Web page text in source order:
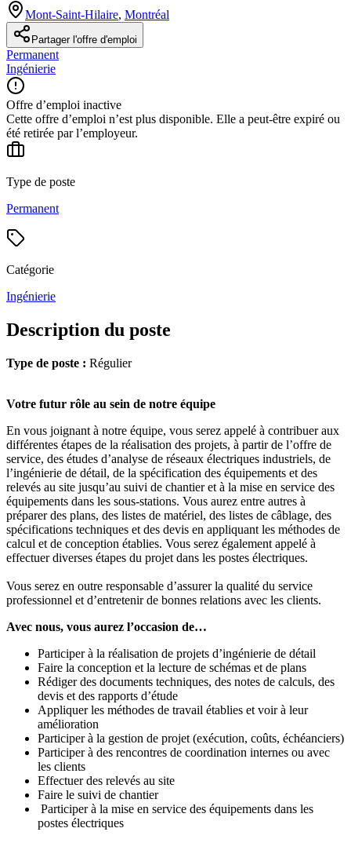
Mont-Saint-Hilaire, Montréal
Partager l'offre d'emploi
Permanent
Ingénierie
Offre d’emploi inactive
Cette offre d’emploi n’est plus disponible. Elle a peut-être expiré ou
été retirée par l’employeur.
Type de poste
Permanent
Catégorie
Ingénierie
Description du poste
Type de poste : Régulier
Votre futur rôle au sein de notre équipe
En vous joignant à notre équipe, vous serez appelé à contribuer aux
différentes étapes de la réalisation des projets, à partir de l’offre de
service, des études d’analyse de réseaux électriques industriels, de
l’ingénierie de détail, de la spécification des équipements et des
relevés au site jusqu’au suivi de chantier et à la mise en service des
équipements dans les sous-stations. Vous aurez entre autres à
préparer des plans, des listes de matériel, des listes de câblage, des
spécifications techniques et des devis en appliquant les méthodes de
calcul et de conception établies. Vous serez également appelé à
effectuer diverses étapes du projet dans les postes électriques.
Vous serez en outre responsable d’assurer la qualité du service
professionnel et d’entretenir de bonnes relations avec les clients.
Avec nous, vous aurez l’occasion de…
Participer à la réalisation de projets d’ingénierie de détail
Faire la conception et la lecture de schémas et de plans
Rédiger des documents techniques, des notes de calculs, des
devis et des rapports d’étude
Appliquer les méthodes de travail établies et voir à leur
amélioration
Participer à la gestion de projet (exécution, coûts, échéanciers)
Participer à des rencontres de coordination internes ou avec
les clients
Effectuer des relevés au site
Faire le suivi de chantier
Participer à la mise en service des équipements dans les
postes électriques